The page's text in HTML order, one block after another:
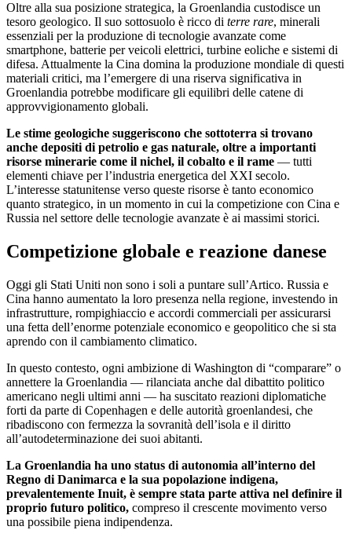
Oltre alla sua posizione strategica, la Groenlandia custodisce un
tesoro geologico. Il suo sottosuolo è ricco di terre rare, minerali
essenziali per la produzione di tecnologie avanzate come
smartphone, batterie per veicoli elettrici, turbine eoliche e sistemi di
difesa. Attualmente la Cina domina la produzione mondiale di questi
materiali critici, ma l’emergere di una riserva significativa in
Groenlandia potrebbe modificare gli equilibri delle catene di
approvvigionamento globali.
Le stime geologiche suggeriscono che sottoterra si trovano
anche depositi di petrolio e gas naturale, oltre a importanti
risorse minerarie come il nichel, il cobalto e il rame — tutti
elementi chiave per l’industria energetica del XXI secolo.
L’interesse statunitense verso queste risorse è tanto economico
quanto strategico, in un momento in cui la competizione con Cina e
Russia nel settore delle tecnologie avanzate è ai massimi storici.
Competizione globale e reazione danese
Oggi gli Stati Uniti non sono i soli a puntare sull’Artico. Russia e
Cina hanno aumentato la loro presenza nella regione, investendo in
infrastrutture, rompighiaccio e accordi commerciali per assicurarsi
una fetta dell’enorme potenziale economico e geopolitico che si sta
aprendo con il cambiamento climatico.
In questo contesto, ogni ambizione di Washington di “comparare” o
annettere la Groenlandia — rilanciata anche dal dibattito politico
americano negli ultimi anni — ha suscitato reazioni diplomatiche
forti da parte di Copenhagen e delle autorità groenlandesi, che
ribadiscono con fermezza la sovranità dell’isola e il diritto
all’autodeterminazione dei suoi abitanti.
La Groenlandia ha uno status di autonomia all’interno del
Regno di Danimarca e la sua popolazione indigena,
prevalentemente Inuit, è sempre stata parte attiva nel definire il
proprio futuro politico, compreso il crescente movimento verso
una possibile piena indipendenza.